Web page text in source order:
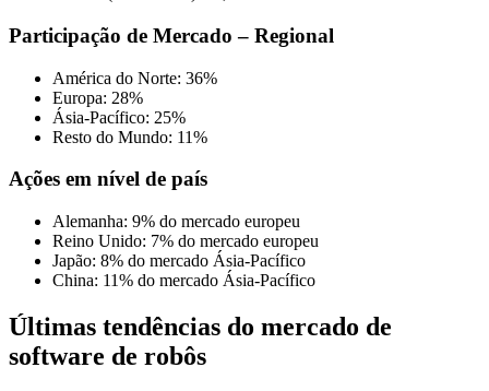
Participação de Mercado – Regional
América do Norte: 36%
Europa: 28%
Ásia-Pacífico: 25%
Resto do Mundo: 11%
Ações em nível de país
Alemanha: 9% do mercado europeu
Reino Unido: 7% do mercado europeu
Japão: 8% do mercado Ásia-Pacífico
China: 11% do mercado Ásia-Pacífico
Últimas tendências do mercado de
software de robôs